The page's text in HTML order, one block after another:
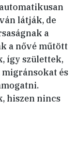
látják, de
a
a nővé műtött
így születtek,
és
hiszen nincs